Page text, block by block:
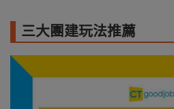
三大團建玩法推薦